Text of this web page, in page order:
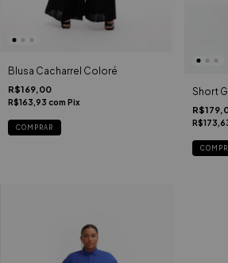
Blusa Cacharrel Coloré
R$169,00
R$163,93 com Pix
COMPRAR
Short